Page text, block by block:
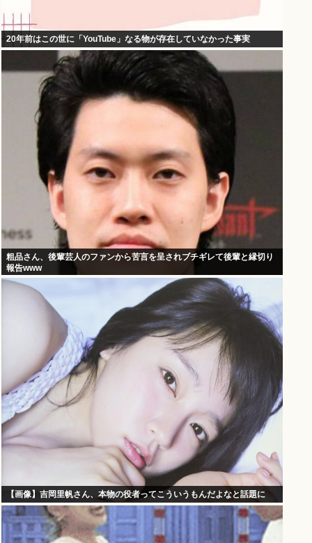
20年前はこの世に「YouTube」なる物が存在していなかった事実
粗品さん、後輩芸人のファンから苦言を呈されブチギレて後輩と縁切り
報告www
【画像】吉岡里帆さん、本物の役者ってこういうもんだよなと話題に